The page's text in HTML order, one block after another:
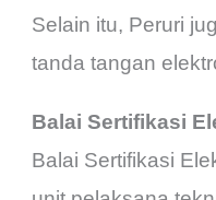
Selain itu, Peruri
tanda tangan
Balai Sertifikasi
Balai Sertifikasi